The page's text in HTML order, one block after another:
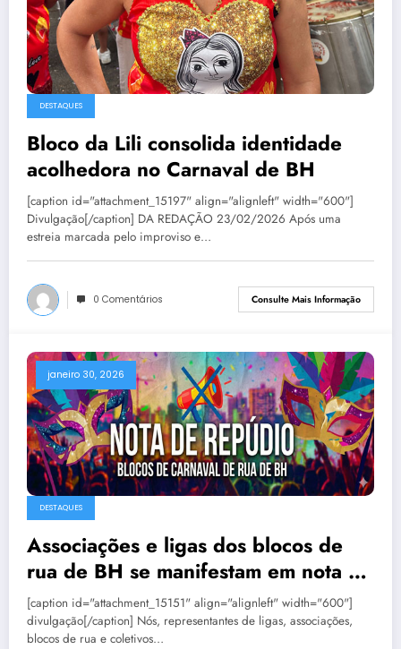
DESTAQUES
Bloco da Lili consolida identidade
acolhedora no Carnaval de BH
[caption id="attachment_15197" align="alignleft" width="600"]
Divulgação[/caption] DA REDAÇÃO 23/02/2026 Após uma
estreia marcada pelo improviso e…
0 Comentários Consulte Mais Informação
janeiro 30, 2026
DESTAQUES
Associações e ligas dos blocos de
rua de BH se manifestam em nota de
repúdio
[caption id="attachment_15151" align="alignleft" width="600"]
divulgação[/caption] Nós, representantes de ligas, associações,
blocos de rua e coletivos…